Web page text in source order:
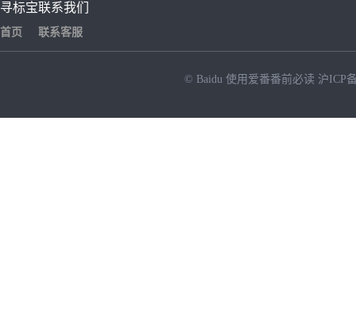
寻标宝
首页
联系我们
联系客服
© Baidu 使用爱番番前必读 沪ICP